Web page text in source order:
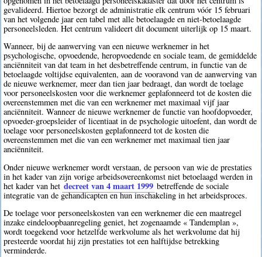
gevalideerd. Hiertoe bezorgt de administratie elk centrum vóór 15 februari
van het volgende jaar een tabel met alle betoelaagde en niet-betoelaagde
personeelsleden. Het centrum valideert dit document uiterlijk op 15 maart.
Wanneer, bij de aanwerving van een nieuwe werknemer in het
psychologische, opvoedende, heropvoedende en sociale team, de gemiddelde
anciënniteit van dat team in het desbetreffende centrum, in functie van de
betoelaagde voltijdse equivalenten, aan de vooravond van de aanwerving van
de nieuwe werknemer, meer dan tien jaar bedraagt, dan wordt de toelage
voor personeelskosten voor die werknemer geplafonneerd tot de kosten die
overeenstemmen met die van een werknemer met maximaal vijf jaar
anciënniteit. Wanneer de nieuwe werknemer de functie van hoofdopvoeder,
opvoeder-groepsleider of licentiaat in de psychologie uitoefent, dan wordt de
toelage voor personeelskosten geplafonneerd tot de kosten die
overeenstemmen met die van een werknemer met maximaal tien jaar
anciënniteit.
Onder nieuwe werknemer wordt verstaan, de persoon van wie de prestaties
in het kader van zijn vorige arbeidsovereenkomst niet betoelaagd werden in
het kader van het decreet van 4 maart 1999 betreffende de sociale
integratie van de gehandicapten en hun inschakeling in het arbeidsproces.
De toelage voor personeelskosten van een werknemer die een maatregel
inzake eindeloopbaanregeling geniet, het zogenaamde « Tandemplan »,
wordt toegekend voor hetzelfde werkvolume als het werkvolume dat hij
presteerde voordat hij zijn prestaties tot een halftijdse betrekking
verminderde.